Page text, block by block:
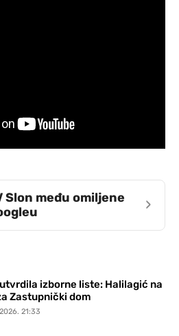
Slon među omiljene
›
izborne liste: Halilagić na
Zastupnički dom
21:33